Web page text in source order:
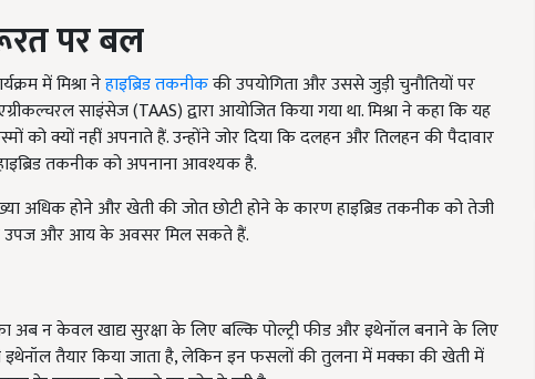
पर बल
में मिश्रा नेहाइब्रिड तकनीककी उपयोगिता और उससे जुड़ी चुनौतियों पर
साइंसेज (TAAS) द्वारा आयोजित किया गया था. मिश्रा ने कहा कि यह
को क्यों नहीं अपनाते हैं. उन्होंने जोर दिया कि दलहन और तिलहन की पैदावार
तकनीक को अपनाना आवश्यक है.
अधिक होने और खेती की जोत छोटी होने के कारण हाइब्रिड तकनीक को तेजी
उपज और आय के अवसर मिल सकते हैं.
अब न केवल खाद्य सुरक्षा के लिए बल्कि पोल्ट्री फीड और इथेनॉल बनाने के लिए
इथेनॉल तैयार किया जाता है, लेकिन इन फसलों की तुलना में मक्का की खेती में